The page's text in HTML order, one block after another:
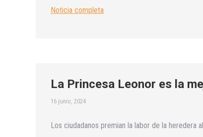
Noticia completa
La Princesa Leonor es la
16 junio, 2024
Los ciudadanos premian la labor de la heredera